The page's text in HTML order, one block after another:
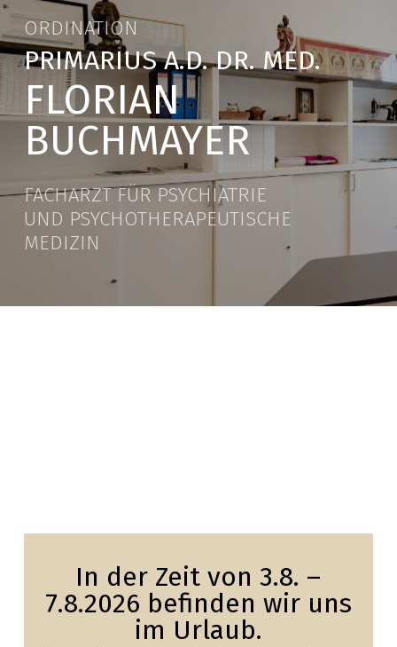
ORDINATION
PRIMARIUS A.D. DR. MED.
FLORIAN
BUCHMAYER
FACHARZT FÜR PSYCHIATRIE
UND PSYCHOTHERAPEUTISCHE
MEDIZIN
In der Zeit von 3.8. –
7.8.2026 befinden wir uns
im Urlaub.